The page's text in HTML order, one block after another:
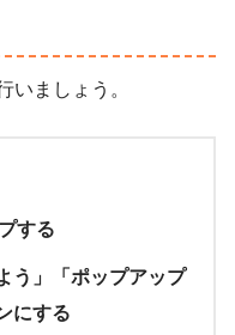
いましょう。
する
う」「ポップアップ
にする